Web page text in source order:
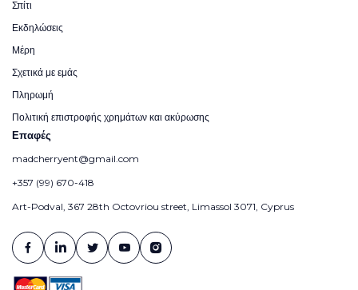
Σπίτι
Εκδηλώσεις
Μέρη
Σχετικά με εμάς
Πληρωμή
Πολιτική επιστροφής χρημάτων και ακύρωσης
Επαφές
madcherryent@gmail.com
+357 (99) 670-418
Art-Podval, 367 28th Octovriou street, Limassol 3071, Cyprus